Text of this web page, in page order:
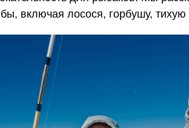
включая лосося, горбушу,